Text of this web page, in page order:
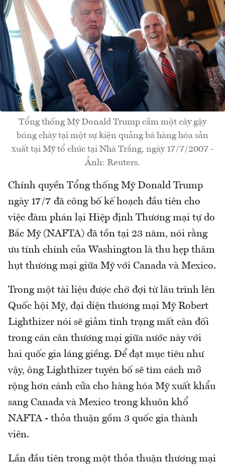
Tổng thống Mỹ Donald Trump cầm một cây gậy
bóng chày tại một sự kiện quảng bá hàng hóa sản
xuất tại Mỹ tổ chức tại Nhà Trắng, ngày 17/7/2007 -
Ảnh: Reuters.
Chính quyền Tổng thống Mỹ Donald Trump
ngày 17/7 đã công bố kế hoạch đầu tiên cho
việc đàm phán lại Hiệp định Thương mại tự do
Bắc Mỹ (NAFTA) đã tồn tại 23 năm, nói rằng
ưu tính chính của Washington là thu hẹp thâm
hụt thương mại giữa Mỹ với Canada và Mexico.
Trong một tài liệu được chờ đợi từ lâu trình lên
Quốc hội Mỹ, đại diện thương mại Mỹ Robert
Lighthizer nói sẽ giảm tình trạng mất cân đối
trong cán cân thương mại giữa nước này với
hai quốc gia láng giềng. Để đạt mục tiêu như
vậy, ông Lighthizer tuyên bố sẽ tìm cách mở
rộng hơn cánh cửa cho hàng hóa Mỹ xuất khẩu
sang Canada và Mexico trong khuôn khổ
NAFTA - thỏa thuận gồm 3 quốc gia thành
viên.
Lần đầu tiên trong một thỏa thuận thương mại